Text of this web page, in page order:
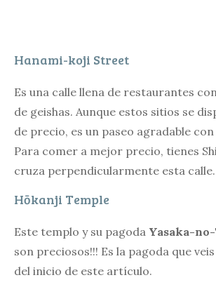
Hanami-koji Street
Es una calle llena de restaurantes
de geishas. Aunque estos sitios se
de precio, es un paseo agradable con
Para comer a mejor precio, tienes
cruza perpendicularmente esta calle.
Hōkanji Temple
Este templo y su pagoda Yasaka-
son preciosos!!! Es la pagoda que
del inicio de este artículo.